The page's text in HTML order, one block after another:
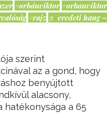
#orbánviktor #orbanviktor
#rajz ♬ eredeti hang –
szerint
az a gond, hogy
benyújtott
alacsony,
hatékonysága a 65